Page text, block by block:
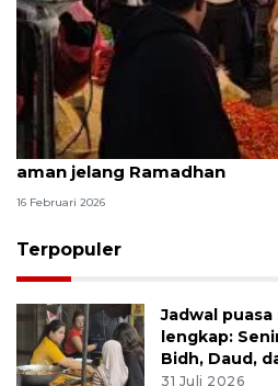
Bapanas pastikan pasokan
aman jelang Ramadhan
16 Februari 2026
Terpopuler
Jadwal
lengkap:
Bidh, Daud,
31 Juli 2026